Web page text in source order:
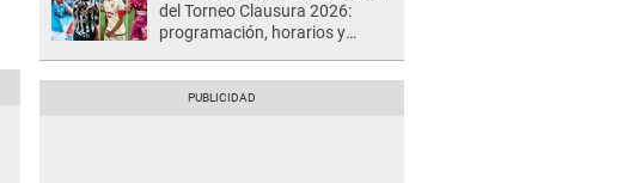
del Torneo Clausura 2026:
programación, horarios y